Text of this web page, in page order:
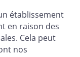
établissement
en raison des
Cela peut
nos